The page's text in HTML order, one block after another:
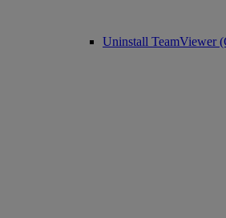
Uninstall TeamViewer